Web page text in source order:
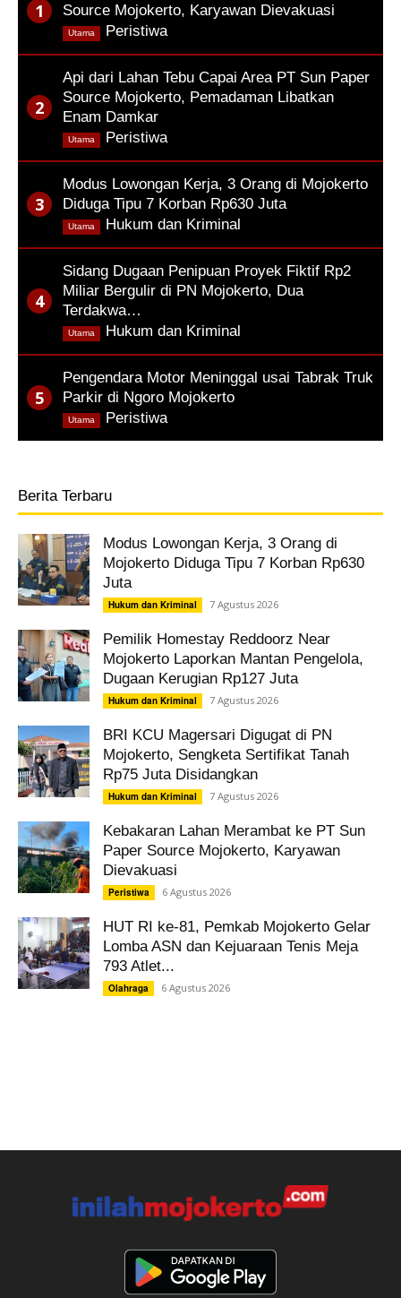
Source Mojokerto, Karyawan Dievakuasi
Peristiwa
Utama
Api dari Lahan Tebu Capai Area PT Sun Paper
Source Mojokerto, Pemadaman Libatkan
Enam Damkar
Peristiwa
Utama
Modus Lowongan Kerja, 3 Orang di Mojokerto
Diduga Tipu 7 Korban Rp630 Juta
Hukum dan Kriminal
Utama
Sidang Dugaan Penipuan Proyek Fiktif Rp2
Miliar Bergulir di PN Mojokerto, Dua
Terdakwa…
Hukum dan Kriminal
Utama
Pengendara Motor Meninggal usai Tabrak Truk
Parkir di Ngoro Mojokerto
Peristiwa
Utama
Berita Terbaru
Modus Lowongan Kerja, 3 Orang di
Mojokerto Diduga Tipu 7 Korban Rp630
Juta
Hukum dan Kriminal 7 Agustus 2026
Pemilik Homestay Reddoorz Near
Mojokerto Laporkan Mantan Pengelola,
Dugaan Kerugian Rp127 Juta
Hukum dan Kriminal 7 Agustus 2026
BRI KCU Magersari Digugat di PN
Mojokerto, Sengketa Sertifikat Tanah
Rp75 Juta Disidangkan
Hukum dan Kriminal 7 Agustus 2026
Kebakaran Lahan Merambat ke PT Sun
Paper Source Mojokerto, Karyawan
Dievakuasi
Peristiwa 6 Agustus 2026
HUT RI ke-81, Pemkab Mojokerto Gelar
Lomba ASN dan Kejuaraan Tenis Meja
793 Atlet...
Olahraga 6 Agustus 2026